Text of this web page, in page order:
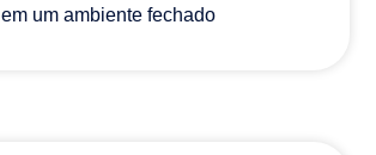
em um ambiente fechado